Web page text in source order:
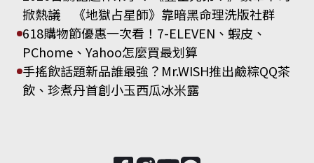
掀熱議 《地獄占星師》靠暗黑命理洗版社群
618購物節優惠一次看！7-ELEVEN、蝦皮、
PChome、Yahoo怎麼買最划算
手搖飲話題新品誰最強？Mr.WISH推出鹼粽QQ茶
飲、珍煮丹首創小玉西瓜冰米露